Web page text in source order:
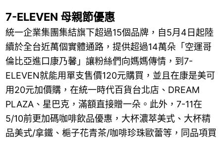
7-ELEVEN 母親節優惠
統一企業集團集結旗下超過15個品牌，自5月4日起陸
續於全台近萬個實體通路，提供超過14萬朵「空運哥
倫比亞進口康乃馨」讓粉絲們向媽媽傳情，到7-
ELEVEN就能用單支售價120元購買，並且在康是美可
用20元加價購，在統一時代百貨台北店、DREAM
PLAZA、星巴克，滿額直接贈一朵。此外，7-11在
5/10前更加碼咖啡飲品優惠，大杯濃萃美式、大杯精
品美式/拿鐵、梔子花青茶/咖啡珍珠歐蕾等，同品項買